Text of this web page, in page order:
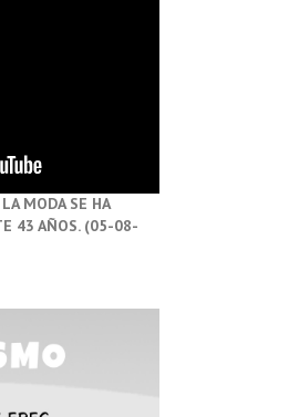
MODA SE HA
43 AÑOS. (05-08-